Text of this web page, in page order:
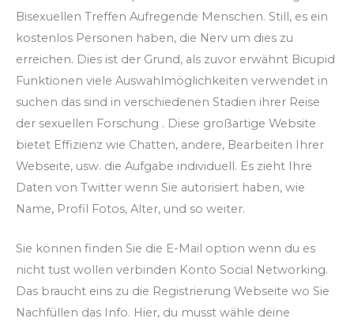
Bisexuellen Treffen Aufregende Menschen. Still, es ein
kostenlos Personen haben, die Nerv um dies zu
erreichen. Dies ist der Grund, als zuvor erwähnt Bicupid
Funktionen viele Auswahlmöglichkeiten verwendet in
suchen das sind in verschiedenen Stadien ihrer Reise
der sexuellen Forschung . Diese großartige Website
bietet Effizienz wie Chatten, andere, Bearbeiten Ihrer
Webseite, usw. die Aufgabe individuell. Es zieht Ihre
Daten von Twitter wenn Sie autorisiert haben, wie
Name, Profil Fotos, Alter, und so weiter.
Sie können finden Sie die E-Mail option wenn du es
nicht tust wollen verbinden Konto Social Networking.
Das braucht eins zu die Registrierung Webseite wo Sie
Nachfüllen das Info. Hier, du musst wähle deine